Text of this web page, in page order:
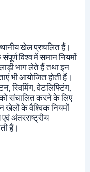
खेल प्रचलित हैं।
विश्व में समान नियमों
भाग लेते हैं तथा इन
भी आयोजित होती हैं।
स्विमिंग, वेटलिफ्टिंग,
संचालित करने के लिए
खेलों के वैश्विक नियमों
अंतरराष्ट्रीय
हैं।